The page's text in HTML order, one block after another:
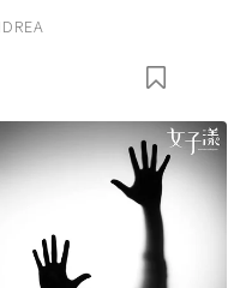
；前往 購買點數